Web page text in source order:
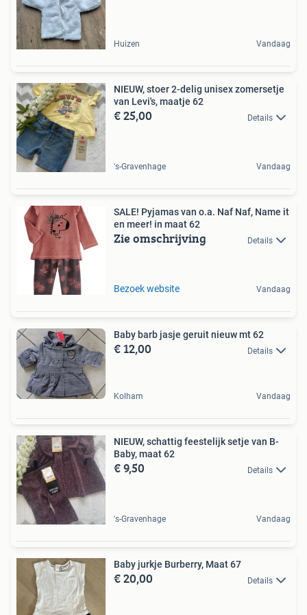
Huizen Vandaag
NIEUW, stoer 2-delig unisex zomersetje
van Levi's, maatje 62
€ 25,00 Details
's-Gravenhage Vandaag
SALE! Pyjamas van o.a. Naf Naf, Name it
en meer! in maat 62
Zie omschrijving Details
Bezoek website Vandaag
Baby barb jasje geruit nieuw mt 62
€ 12,00 Details
Kolham Vandaag
NIEUW, schattig feestelijk setje van B-
Baby, maat 62
€ 9,50 Details
's-Gravenhage Vandaag
Baby jurkje Burberry, Maat 67
€ 20,00 Details